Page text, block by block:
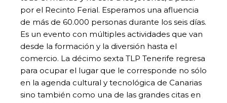
por el Recinto Ferial. Esperamos una afluencia
de más de 60.000 personas durante los seis días.
Es un evento con múltiples actividades que van
desde la formación y la diversión hasta el
comercio. La décimo sexta TLP Tenerife regresa
para ocupar el lugar que le corresponde no sólo
en la agenda cultural y tecnológica de Canarias
sino también como una de las grandes citas en